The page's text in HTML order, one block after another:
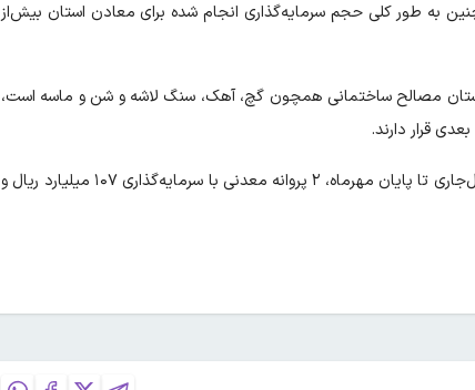
همچنین به طور کلی حجم سرمایه‌گذاری انجام شده برای معادن استان بیش‌از
استان مصالح ساختمانی همچون گچ، آهک، سنگ لاشه و شن و ماسه است،
قرار دارند.
به گفته مسئولان سازمان صنعت، معدن و تجارت قم، از ابتدای سال‌جاری تا پایان مهرماه، ۲ پروانه معدنی با سرمایه‌گذاری ۱۰۷ میلیارد ریال و